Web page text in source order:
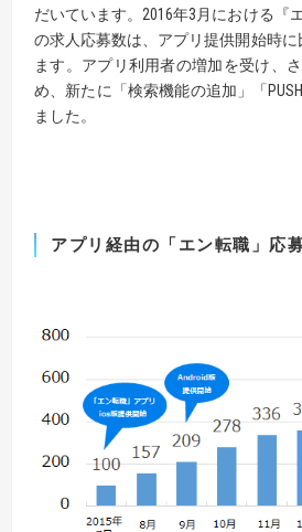
だいています。2016年3月における『
の求人応募数は、アプリ提供開始時
ます。アプリ利用者の増加を受け、
め、新たに「検索機能の追加」「
ました。
アプリ経由の「エン転職」応